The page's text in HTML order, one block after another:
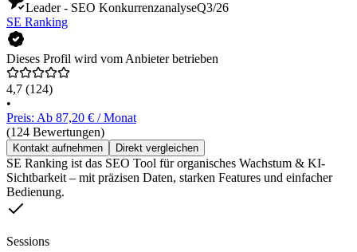
Leader - SEO KonkurrenzanalyseQ3/26
SE Ranking
Dieses Profil wird vom Anbieter betrieben
4,7 (124)
•
Preis: Ab 87,20 € / Monat
(124 Bewertungen)
Kontakt aufnehmen Direkt vergleichen
SE Ranking ist das SEO Tool für organisches Wachstum & KI-
Sichtbarkeit – mit präzisen Daten, starken Features und einfacher
Bedienung.
Sessions